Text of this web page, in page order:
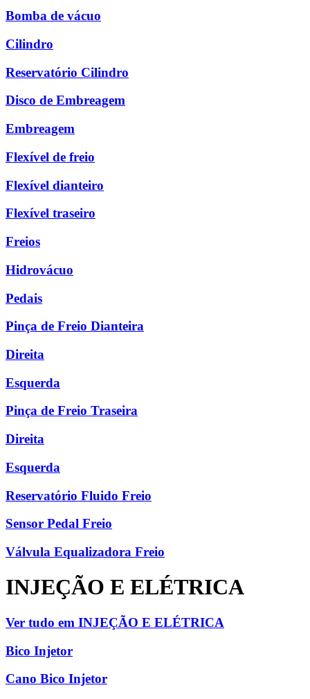
Bomba de vácuo
Cilindro
Reservatório Cilindro
Disco de Embreagem
Embreagem
Flexível de freio
Flexível dianteiro
Flexível traseiro
Freios
Hidrovácuo
Pedais
Pinça de Freio Dianteira
Direita
Esquerda
Pinça de Freio Traseira
Direita
Esquerda
Reservatório Fluido Freio
Sensor Pedal Freio
Válvula Equalizadora Freio
INJEÇÃO E ELÉTRICA
Ver tudo em INJEÇÃO E ELÉTRICA
Bico Injetor
Cano Bico Injetor